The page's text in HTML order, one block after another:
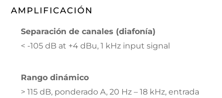
AMPLIFICACIÓN
Separación de canales (diafonía)
< -105 dB at +4 dBu, 1 kHz input signal
Rango dinámico
> 115 dB, ponderado A, 20 Hz – 18 kHz, entrada